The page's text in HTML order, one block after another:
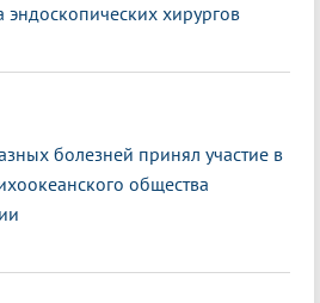
эндоскопических хирургов
болезней принял участие в
общества